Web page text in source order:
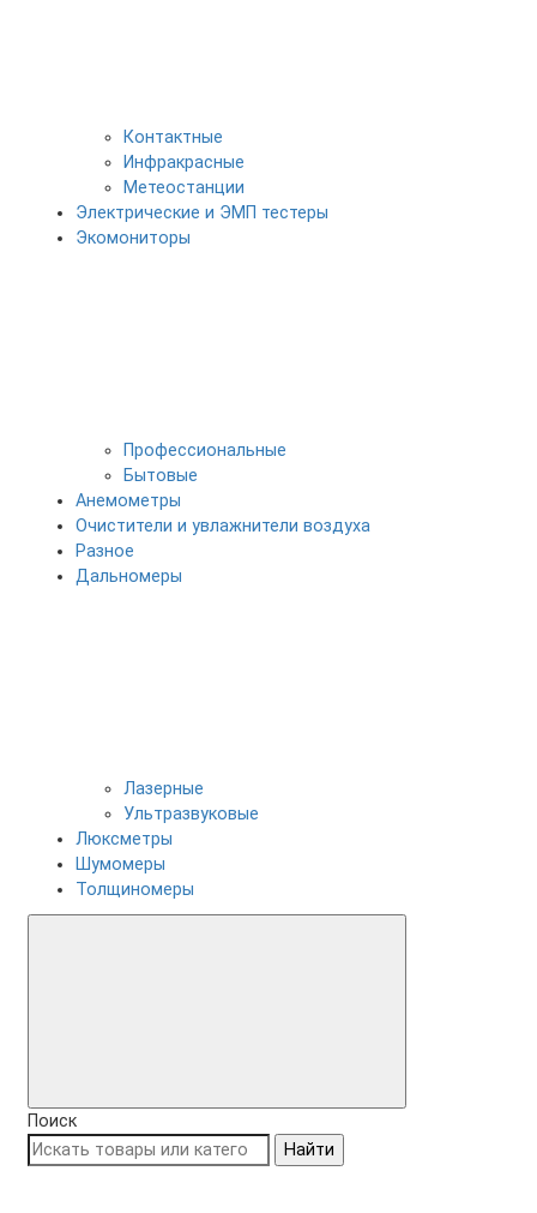
Контактные
Инфракрасные
Метеостанции
Электрические и ЭМП тестеры
Экомониторы
Профессиональные
Бытовые
Анемометры
Очистители и увлажнители воздуха
Разное
Дальномеры
Лазерные
Ультразвуковые
Люксметры
Шумомеры
Толщиномеры
Поиск
Найти